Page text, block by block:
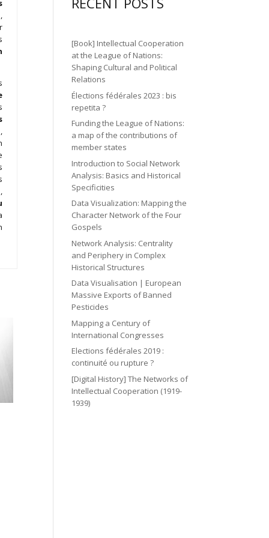
ic
n
o
n
ic
o
n
m
ic
o
n
n
o
n
[Book] Intellectual Cooperation
at the League of Nations:
Shaping Cultural and Political
Relations
Élections fédérales 2023 : bis
repetita ?
Funding the League of Nations:
a map of the contributions of
member states
Introduction to Social Network
Analysis: Basics and Historical
Specificities
Data Visualization: Mapping the
Character Network of the Four
Gospels
Network Analysis: Centrality
and Periphery in Complex
Historical Structures
Data Visualisation | European
Massive Exports of Banned
Pesticides
Mapping a Century of
International Congresses
Elections fédérales 2019 :
continuité ou rupture ?
[Digital History] The Networks of
Intellectual Cooperation (1919-
1939)